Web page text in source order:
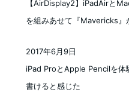
【AirDisplay2】iPadAirと
を組みあせて『Mavericks』
iPad ProとApple Pencilを体
書けると感じた
2017年6月9日